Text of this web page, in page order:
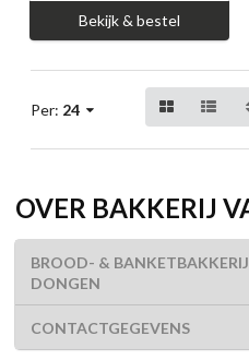
Bekijk & bestel
Per: 24
OVER BAKKERIJ
BROOD- &
DONGEN
CONTACTGEGEVENS